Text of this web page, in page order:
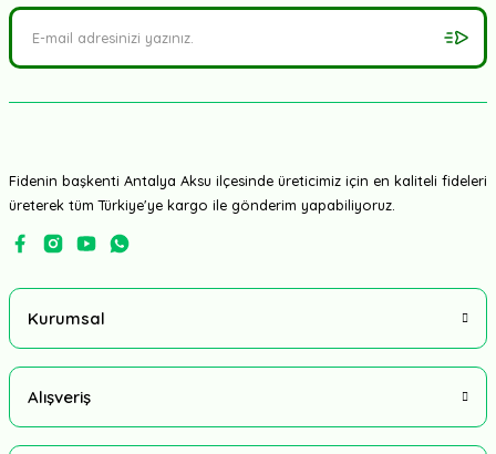
Fidenin başkenti Antalya Aksu ilçesinde üreticimiz için en kaliteli fideleri
üreterek tüm Türkiye'ye kargo ile gönderim yapabiliyoruz.
Kurumsal
Alışveriş